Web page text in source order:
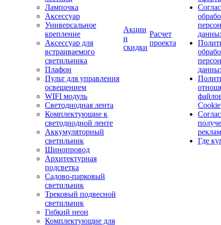
Лампочка
Аксессуар
Универсальное
крепление
Аксессуар для
встраиваемого
светильника
Плафон
Пульт для управления
освещением
WIFI модуль
Светодиодная лента
Комплектующие к
светодиодной ленте
Аккумуляторный
светильник
Шинопровод
Архитектурная
подсветка
Садово-парковый
светильник
Трековый подвесной
светильник
Гибкий неон
Комплектующие для
Акции
и
скидки
Расчет
проекта
Cookie
Где